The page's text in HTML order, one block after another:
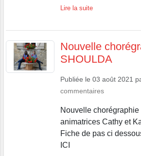
Lire la suite
Nouvelle
SHOULDA
Publiée le 03 août 2021
commentaires
Nouvelle
animatrices Cathy et
Fiche de pas ci
ICI